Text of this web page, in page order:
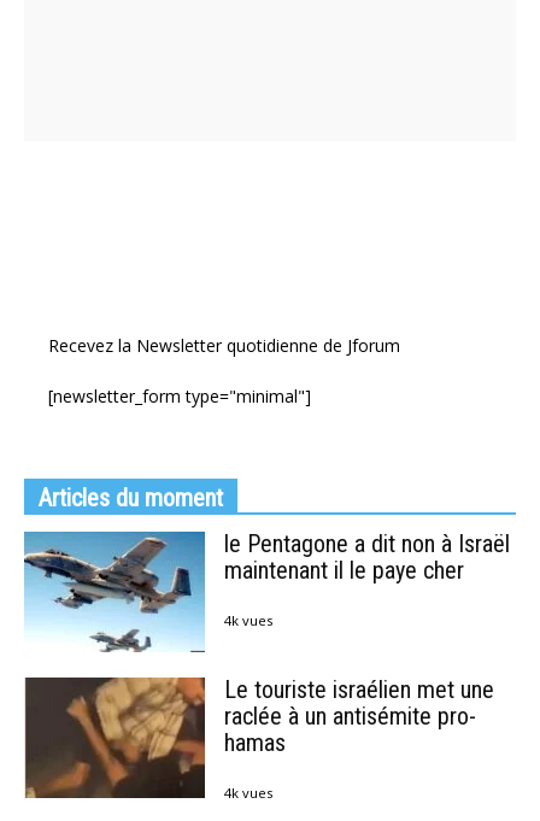
Recevez la Newsletter quotidienne de Jforum
[newsletter_form type="minimal"]
Articles du moment
le Pentagone a dit non à Israël
maintenant il le paye cher
4k vues
Le touriste israélien met une
raclée à un antisémite pro-
hamas
4k vues